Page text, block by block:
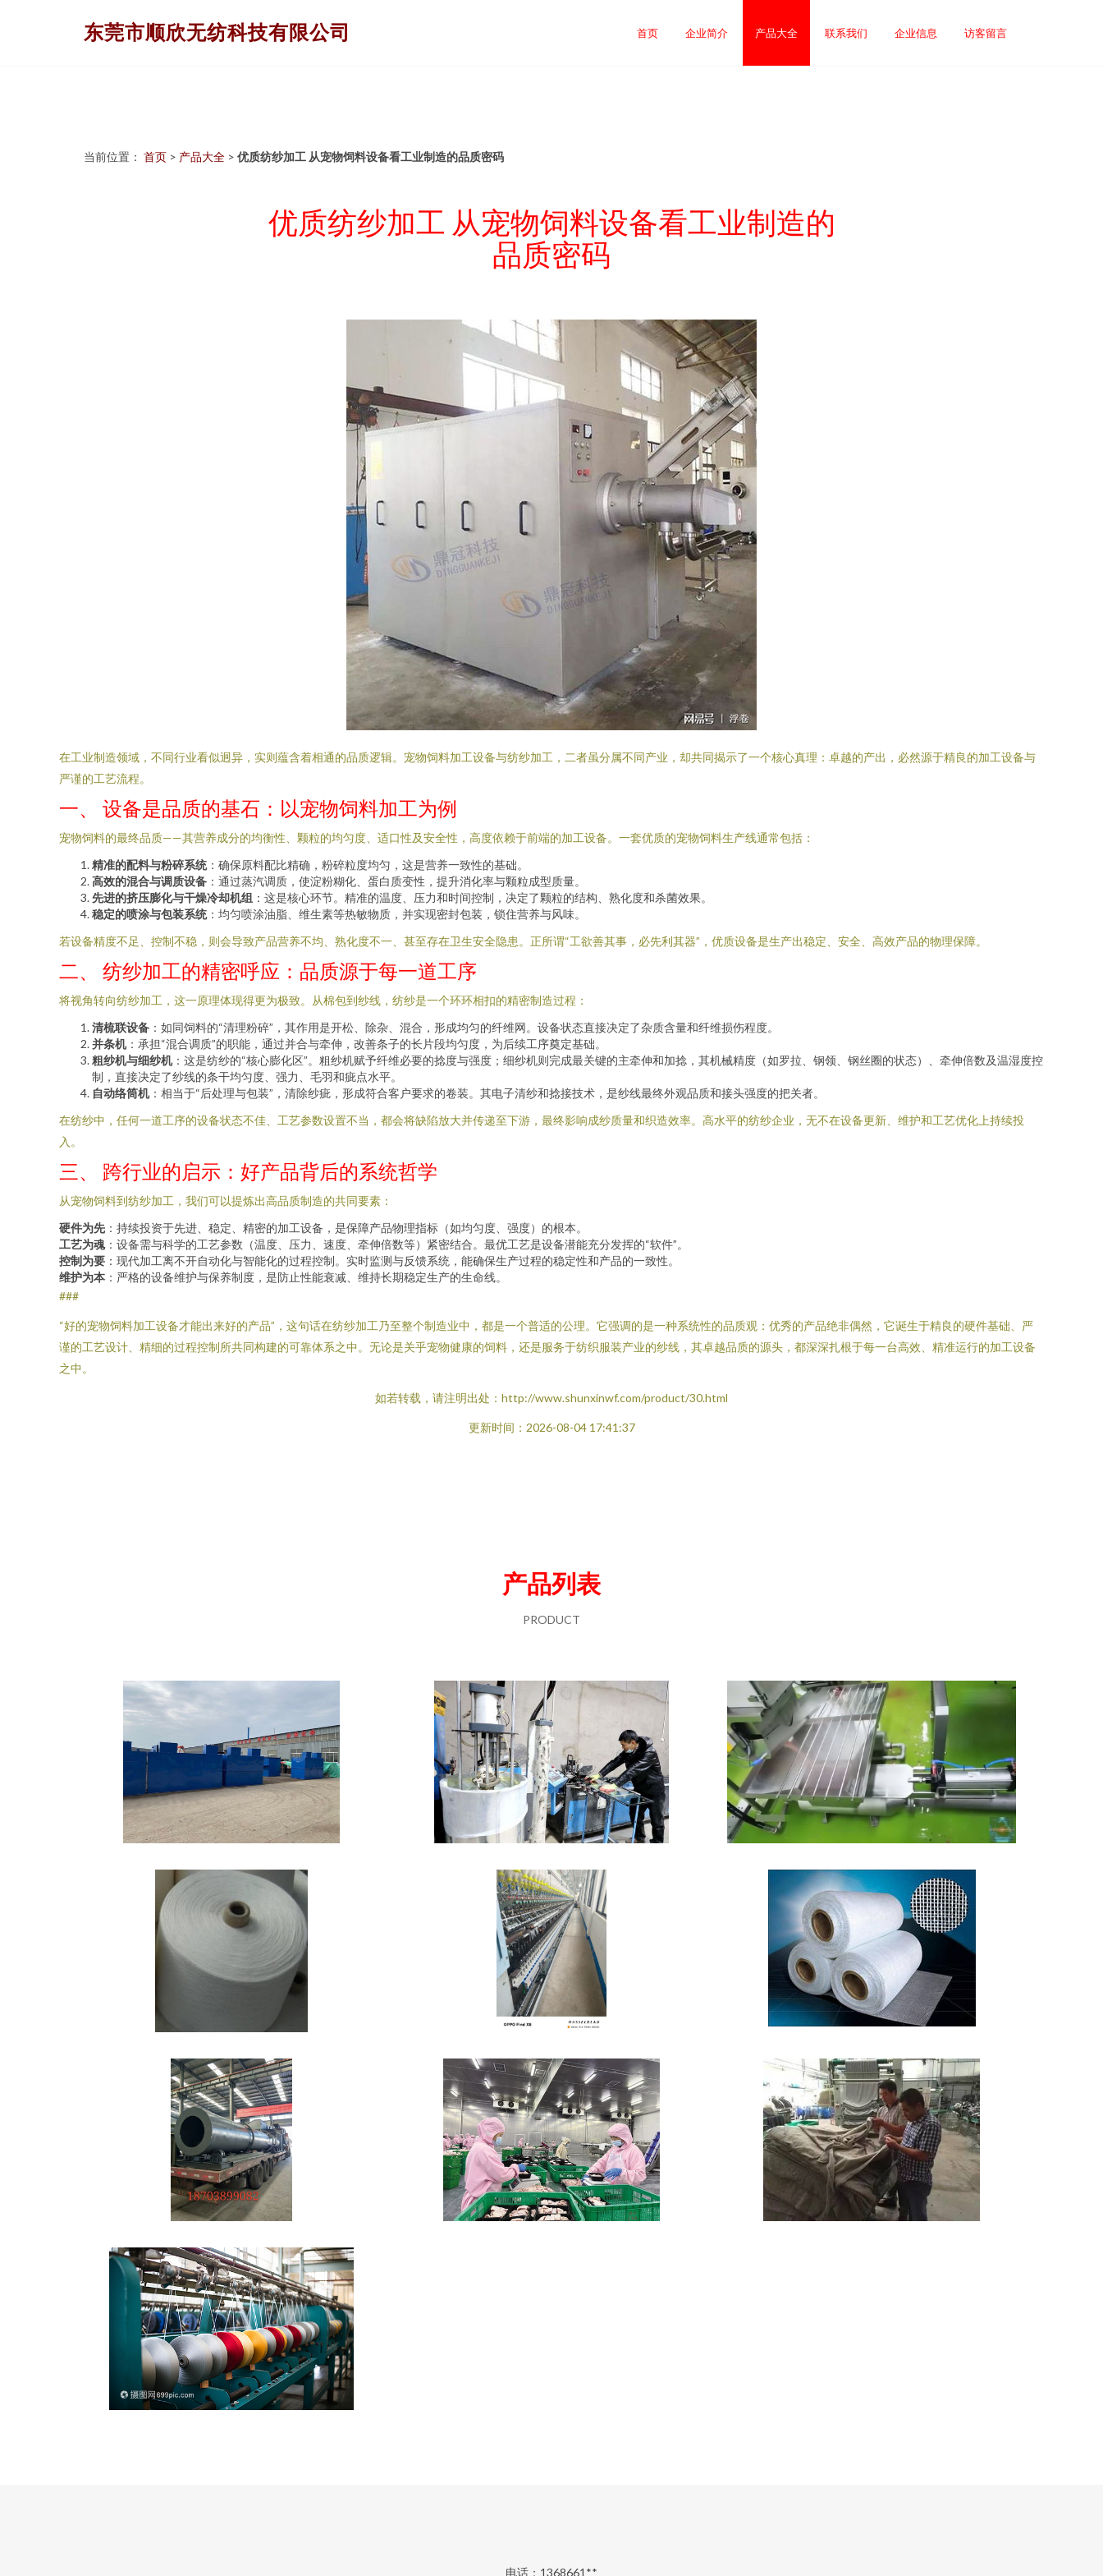
东莞市顺欣无纺科技有限公司 首页 企业简介 产品大全 联系我们 企业信息 访客留言
当前位置： 首页 > 产品大全 > 优质纺纱加工 从宠物饲料设备看工业制造的品质密码
优质纺纱加工 从宠物饲料设备看工业制造的
品质密码
在工业制造领域，不同行业看似迥异，实则蕴含着相通的品质逻辑。宠物饲料加工设备与纺纱加工，二者虽分属不同产业，却共同揭示了一个核心真理：卓越的产出，必然源于精良的加工设备与
严谨的工艺流程。
一、 设备是品质的基石：以宠物饲料加工为例
宠物饲料的最终品质——其营养成分的均衡性、颗粒的均匀度、适口性及安全性，高度依赖于前端的加工设备。一套优质的宠物饲料生产线通常包括：
精准的配料与粉碎系统：确保原料配比精确，粉碎粒度均匀，这是营养一致性的基础。
高效的混合与调质设备 ：通过蒸汽调质，使淀粉糊化、蛋白质变性，提升消化率与颗粒成型质量。
先进的挤压膨化与干燥冷却机组 ：这是核心环节。精准的温度、压力和时间控制，决定了颗粒的结构、熟化度和杀菌效果。
稳定的喷涂与包装系统：均匀喷涂油脂、维生素等热敏物质，并实现密封包装，锁住营养与风味。
若设备精度不足、控制不稳，则会导致产品营养不均、熟化度不一、甚至存在卫生安全隐患。正所谓“工欲善其事，必先利其器”，优质设备是生产出稳定、安全、高效产品的物理保障。
二、 纺纱加工的精密呼应：品质源于每一道工序
将视角转向纺纱加工，这一原理体现得更为极致。从棉包到纱线，纺纱是一个环环相扣的精密制造过程：
清梳联设备 ：如同饲料的“清理粉碎”，其作用是开松、除杂、混合，形成均匀的纤维网。设备状态直接决定了杂质含量和纤维损伤程度。
并条机：承担“混合调质”的职能，通过并合与牵伸，改善条子的长片段均匀度，为后续工序奠定基础。
粗纱机与细纱机：这是纺纱的“核心膨化区”。粗纱机赋予纤维必要的捻度与强度；细纱机则完成最关键的主牵伸和加捻，其机械精度（如罗拉、钢领、钢丝圈的状态）、牵伸倍数及温湿度控
制，直接决定了纱线的条干均匀度、强力、毛羽和疵点水平。
自动络筒机：相当于“后处理与包装”，清除纱疵，形成符合客户要求的卷装。其电子清纱和捻接技术，是纱线最终外观品质和接头强度的把关者。
在纺纱中，任何一道工序的设备状态不佳、工艺参数设置不当，都会将缺陷放大并传递至下游，最终影响成纱质量和织造效率。高水平的纺纱企业，无不在设备更新、维护和工艺优化上持续投
入。
三、 跨行业的启示：好产品背后的系统哲学
从宠物饲料到纺纱加工，我们可以提炼出高品质制造的共同要素：
硬件为先 ：持续投资于先进、稳定、精密的加工设备，是保障产品物理指标（如均匀度、强度）的根本。
工艺为魂：设备需与科学的工艺参数（温度、压力、速度、牵伸倍数等）紧密结合。最优工艺是设备潜能充分发挥的“软件”。
控制为要 ：现代加工离不开自动化与智能化的过程控制。实时监测与反馈系统，能确保生产过程的稳定性和产品的一致性。
维护为本 ：严格的设备维护与保养制度，是防止性能衰减、维持长期稳定生产的生命线。
###
“好的宠物饲料加工设备才能出来好的产品”，这句话在纺纱加工乃至整个制造业中，都是一个普适的公理。它强调的是一种系统性的品质观：优秀的产品绝非偶然，它诞生于精良的硬件基础、严
谨的工艺设计、精细的过程控制所共同构建的可靠体系之中。无论是关乎宠物健康的饲料，还是服务于纺织服装产业的纱线，其卓越品质的源头，都深深扎根于每一台高效、精准运行的加工设备
之中。
如若转载，请注明出处：http://www.shunxinwf.com/product/30.html
更新时间：2026-08-04 17:41:37
产品列表
PRODUCT
电话：1368661**